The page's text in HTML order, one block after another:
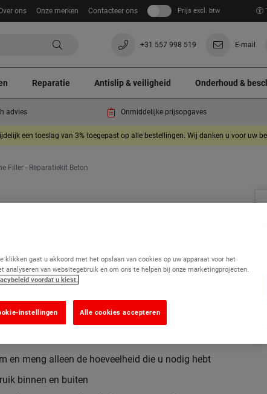
ons Onze merken Contacteer ons Prijs excl. btw
+31 557 998 519 E-mail
Reparatie Antislip & veiligheid Onderhoud &
advies Onmiddelijke prijsopgaves
een toeslag van 3% toegepast op alle bestellingen. Wij danken u voor uw
Filler - Reparatiekit Beton
dat kleine onvolkomenheden opvult
onverwoestbaar
en meng alleen de hoeveelheid die u nodig hebt
binnen en buiten
klikken gaat u akkoord met het opslaan van cookies op uw apparaat voor het
analyseren van websitegebruik en om ons te helpen bij onze marketingprojecten.
voordat u kiest.
Alle cookies accepteren
instellingen